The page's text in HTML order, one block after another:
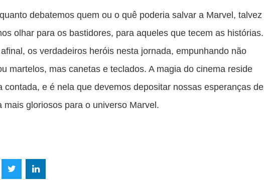
debatemos quem ou o quê poderia salvar a Marvel, talvez
olhar para os bastidores, para aqueles que tecem as histórias.
os verdadeiros heróis nesta jornada, empunhando não
martelos, mas canetas e teclados. A magia do cinema reside
contada, e é nela que devemos depositar nossas esperanças de
mais gloriosos para o universo Marvel.